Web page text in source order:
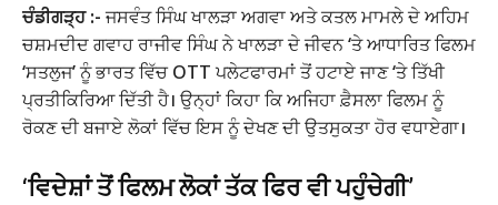
ਚੰਡੀਗੜ੍ਹ :-ਜਸਵੰਤ ਸਿੰਘ ਖਾਲੜਾ ਅਗਵਾ ਅਤੇ ਕਤਲ ਮਾਮਲੇ ਦੇ ਅਹਿਮ
ਚਸ਼ਮਦੀਦ ਗਵਾਹ ਰਾਜੀਵ ਸਿੰਘ ਨੇ ਖਾਲੜਾ ਦੇ ਜੀਵਨ ‘ਤੇ ਆਧਾਰਿਤ ਫਿਲਮ
‘ਸਤਲੁਜ’ ਨੂੰ ਭਾਰਤ ਵਿੱਚ OTT ਪਲੇਟਫਾਰਮਾਂ ਤੋਂ ਹਟਾਏ ਜਾਣ ‘ਤੇ ਤਿੱਖੀ
ਪ੍ਰਤੀਕਿਰਿਆ ਦਿੱਤੀ ਹੈ। ਉਨ੍ਹਾਂ ਕਿਹਾ ਕਿ ਅਜਿਹਾ ਫ਼ੈਸਲਾ ਫਿਲਮ ਨੂੰ
ਰੋਕਣ ਦੀ ਬਜਾਏ ਲੋਕਾਂ ਵਿੱਚ ਇਸ ਨੂੰ ਦੇਖਣ ਦੀ ਉਤਸੁਕਤਾ ਹੋਰ ਵਧਾਏਗਾ।
‘ਵਿਦੇਸ਼ਾਂ ਤੋਂ ਫਿਲਮ ਲੋਕਾਂ ਤੱਕ ਫਿਰ ਵੀ ਪਹੁੰਚੇਗੀ’